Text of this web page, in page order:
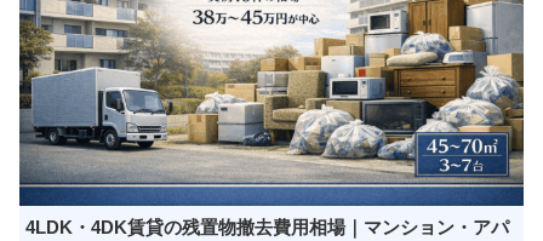
4LDK・4DK賃貸の残置物撤去費用相場｜マンション・アパ